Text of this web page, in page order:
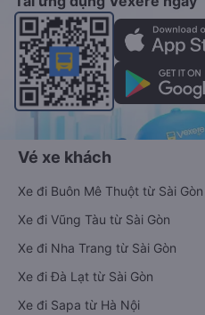
Vé xe khách
Xe đi Buôn Mê Thuột từ Sài Gòn
Xe đi Vũng Tàu từ Sài Gòn
Xe đi Nha Trang từ Sài Gòn
Xe đi Đà Lạt từ Sài Gòn
Xe đi Sapa từ Hà Nội